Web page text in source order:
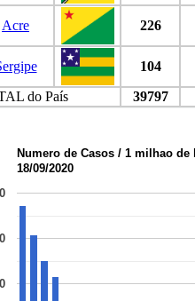
Acre 226
104
do País
39797
Numero de Casos / 1 milhao
18/09/2020